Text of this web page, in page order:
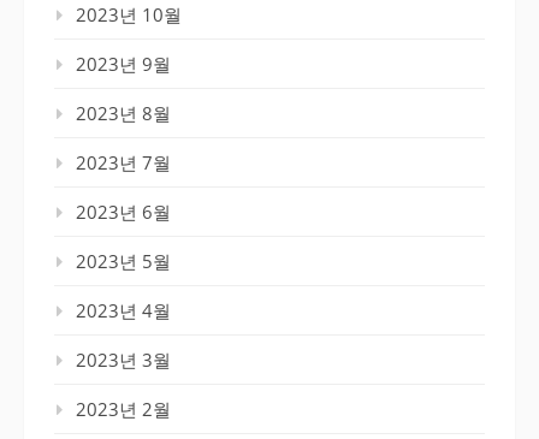
2023년 10월
2023년 9월
2023년 8월
2023년 7월
2023년 6월
2023년 5월
2023년 4월
2023년 3월
2023년 2월